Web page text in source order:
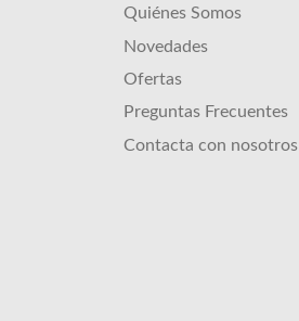
Quiénes Somos
Novedades
Ofertas
Preguntas Frecuentes
Contacta con nosotros